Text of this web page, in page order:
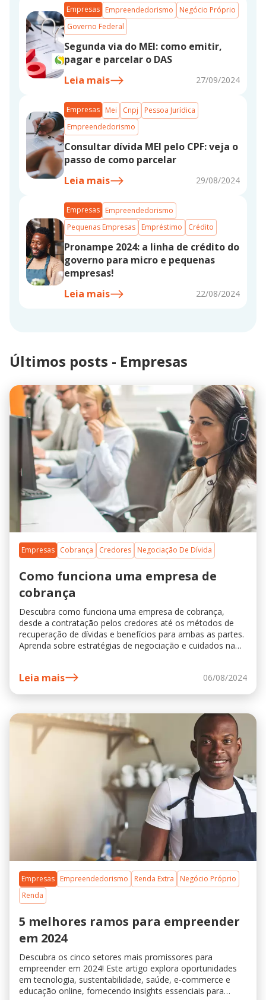
Empresas Empreendedorismo
Negócio Próprio
Governo Federal
Segunda via do MEI: como emitir,
pagar e parcelar o DAS
Leia mais
27/09/2024
Empresas Mei Cnpj
Pessoa Jurídica
Empreendedorismo
Consultar dívida MEI pelo CPF: veja o
passo de como parcelar
Leia mais
29/08/2024
Empresas Empreendedorismo
Pequenas Empresas
Empréstimo Crédito
Pronampe 2024: a linha de crédito do
governo para micro e pequenas
empresas!
Leia mais
22/08/2024
Últimos posts - Empresas
Empresas Cobrança Credores Negociação De Dívida
Como funciona uma empresa de
cobrança
Descubra como funciona uma empresa de cobrança,
desde a contratação pelos credores até os métodos de
recuperação de dívidas e benefícios para ambas as partes.
Aprenda sobre estratégias de negociação e cuidados na
Leia mais 06/08/2024
Empresas Empreendedorismo Renda Extra
Negócio Próprio
Renda
5 melhores ramos para empreender
em 2024
Descubra os cinco setores mais promissores para
empreender em 2024! Este artigo explora oportunidades
em tecnologia, sustentabilidade, saúde, e-commerce e
educação online, fornecendo insights essenciais para